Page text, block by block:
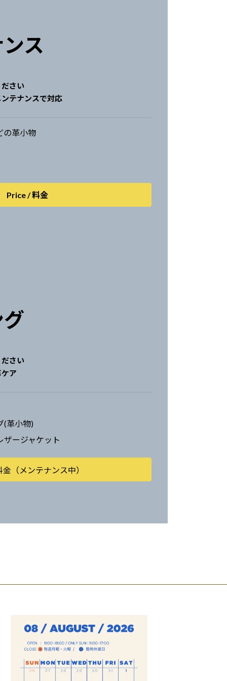
ス
さい
テナンスで対応
の革小物
Price / 料金
さい
ア
(革小物)
ザージャケット
（メンテナンス中）